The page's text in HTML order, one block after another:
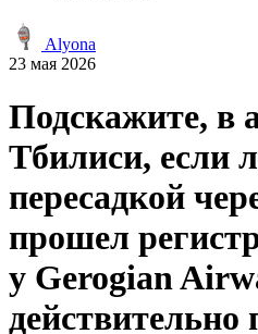
Alyona
23 мая 2026
Подскажите, в
Тбилиси, если
пересадкой
прошел
у Gerogian
действительно